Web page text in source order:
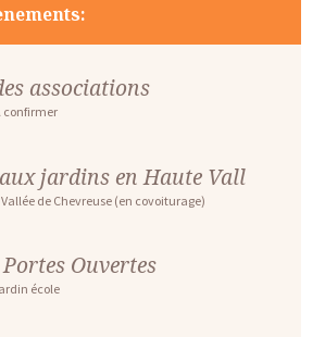
associations
confirmer
jardins en Haute Vall
Vallée de Chevreuse (en covoiturage)
Ouvertes
école